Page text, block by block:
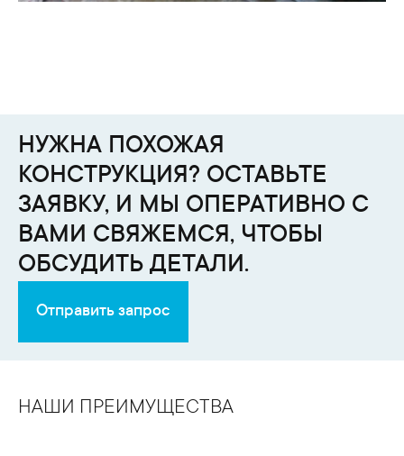
НУЖНА ПОХОЖАЯ
КОНСТРУКЦИЯ? ОСТАВЬТЕ
ЗАЯВКУ, И МЫ ОПЕРАТИВНО С
ВАМИ СВЯЖЕМСЯ, ЧТОБЫ
ОБСУДИТЬ ДЕТАЛИ.
Отправить запрос
НАШИ ПРЕИМУЩЕСТВА